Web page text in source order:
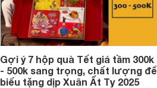
Gợi ý 7 hộp quà Tết giá tầm 300k
- 500k sang trọng, chất lượng để
biếu tặng dịp Xuân Ất Tỵ 2025